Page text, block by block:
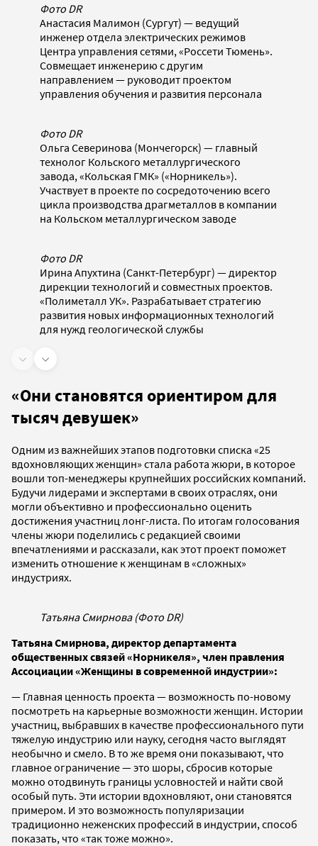
Фото DR
Анастасия Малимон (Сургут) — ведущий
инженер отдела электрических режимов
Центра управления сетями, «Россети Тюмень».
Совмещает инженерию с другим
направлением — руководит проектом
управления обучения и развития персонала
Фото DR
Ольга Северинова (Мончегорск) — главный
технолог Кольского металлургического
завода, «Кольская ГМК» («Норникель»).
Участвует в проекте по сосредоточению всего
цикла производства драгметаллов в компании
на Кольском металлургическом заводе
Фото DR
Ирина Апухтина (Санкт-Петербург) — директор
дирекции технологий и совместных проектов.
«Полиметалл УК». Разрабатывает стратегию
развития новых информационных технологий
для нужд геологической службы
«Они становятся ориентиром для
тысяч девушек»
Одним из важнейших этапов подготовки списка «25
вдохновляющих женщин» стала работа жюри, в которое
вошли топ-менеджеры крупнейших российских компаний.
Будучи лидерами и экспертами в своих отраслях, они
могли объективно и профессионально оценить
достижения участниц лонг-листа. По итогам голосования
члены жюри поделились с редакцией своими
впечатлениями и рассказали, как этот проект поможет
изменить отношение к женщинам в «сложных»
индустриях.
Татьяна Смирнова (Фото DR)
Татьяна Смирнова, директор департамента
общественных связей «Норникеля», член правления
Ассоциации «Женщины в современной индустрии»:
— Главная ценность проекта — возможность по-новому
посмотреть на карьерные возможности женщин. Истории
участниц, выбравших в качестве профессионального пути
тяжелую индустрию или науку, сегодня часто выглядят
необычно и смело. В то же время они показывают, что
главное ограничение — это шоры, сбросив которые
можно отодвинуть границы условностей и найти свой
особый путь. Эти истории вдохновляют, они становятся
примером. И это возможность популяризации
традиционно неженских профессий в индустрии, способ
показать, что «так тоже можно».